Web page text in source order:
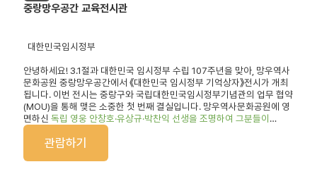
중랑망우공간 교육전시관
안녕하세요! 3.1절과 대한민국 임시정부 수립 107주년을 맞아, 망우역사
문화공원 중랑망우공간에서 《대한민국 임시정부 기억상자》전시가 개최
됩니다. 이번 전시는 중랑구와 국립대한민국임시정부기념관의 업무 협약
(MOU)을 통해 맺은 소중한 첫 번째 결실입니다. 망우역사문화공원에 영
면하신 독립 영웅 안창호·유상규·박찬익 선생을 조명하여 그분들이
꿈꿨던 대한민국의 시작과 숭고한 발자취를 이번 전시를 통해
느껴보시기 바랍니다.
관람하기